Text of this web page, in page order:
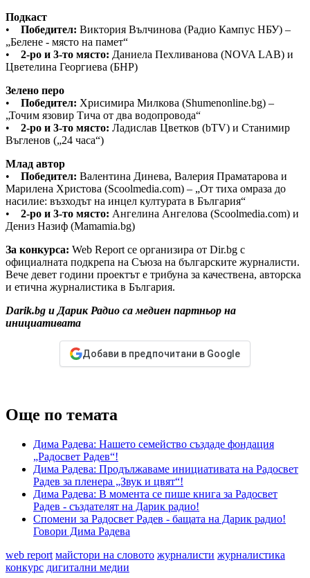
Подкаст
• Победител: Виктория Вълчинова (Радио Кампус НБУ) –
„Белене - място на памет“
•
2-ро и 3-то място: Даниела Пехливанова (NOVA LAB) и
Цветелина Георгиева (БНР)
Зелено перо
• Победител: Хрисимира Милкова (Shumenonline.bg) –
„Точим язовир Тича от два водопровода“
• 2-ро и 3-то място: Ладислав Цветков (bTV) и Станимир
Въгленов („24 часа“)
Млад автор
• Победител: Валентина Динева, Валерия Праматарова и
Марилена Христова (Scoolmedia.com) – „От тиха омраза до
насилие: възходът на инцел културата в България“
• 2-ро и 3-то място: Ангелина Ангелова (Scoolmedia.com) и
Дениз Назиф (Mamamia.bg)
За конкурса: Web Report се организира от Dir.bg с
официалната подкрепа на Съюза на българските журналисти.
Вече девет години проектът е трибуна за качествена, авторска
и етична журналистика в България.
Darik.bg и Дарик Радио са медиен партньор на
инициативата
Добави в предпочитани в Google
Още по темата
Дима Радева: Нашето семейство създаде фондация
„Радосвет Радев“!
Дима Радева: Продължаваме инициативата на Радосвет
Радев за пленера „Звук и цвят“!
Дима Радева: В момента се пише книга за Радосвет
Радев - създателят на Дарик радио!
Спомени за Радосвет Радев - бащата на Дарик радио!
Говори Дима Радева
web report майстори на словото журналисти журналистика
конкурс дигитални медии